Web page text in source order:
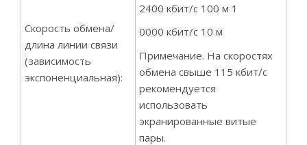
Скорость обмена/
длина линии связи
(зависимость
экспоненциальная):
2400 кбит/с 100 м 1
0000 кбит/с 10 м
Примечание. На скоростях
обмена свыше 115 кбит/с
рекомендуется
использовать
экранированные витые
пары.